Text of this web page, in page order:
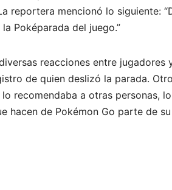
reportera mencionó lo siguiente:
Poképarada del juego.”
reacciones entre
de quien deslizó la parada.
recomendaba a otras personas,
hacen de Pokémon Go parte de